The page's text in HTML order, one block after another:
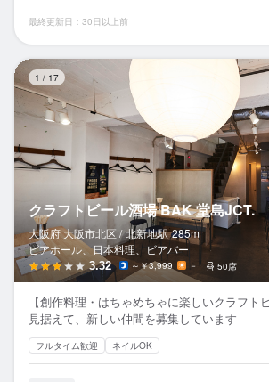
最終更新日：30日以上前
1 / 17
クラフトビール酒場 BAK 堂島JCT.
大阪府 大阪市北区 / 北新地駅 285m
ビアホール、日本料理、ビアバー
3.32 ～￥3,999 － 50席
【創作料理・はちゃめちゃに楽しいクラフト
見据えて、新しい仲間を募集しています
フルタイム歓迎 ネイルOK